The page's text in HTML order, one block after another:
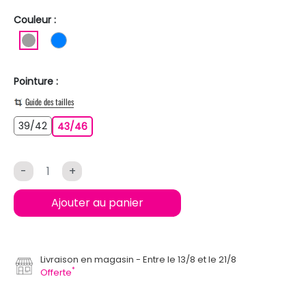
Couleur :
GRIS BLEU
Pointure :
Guide des tailles
39/4239/42
43/4643/46
- +
Ajouter au panier
Livraison en magasin
Entre le 13/8 et le 21/8
Offerte*